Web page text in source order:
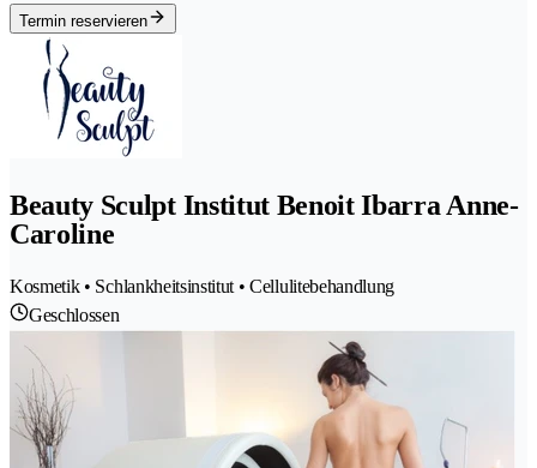
Termin reservieren
Beauty Sculpt Institut Benoit Ibarra Anne-
Caroline
Kosmetik • Schlankheitsinstitut • Cellulitebehandlung
Geschlossen